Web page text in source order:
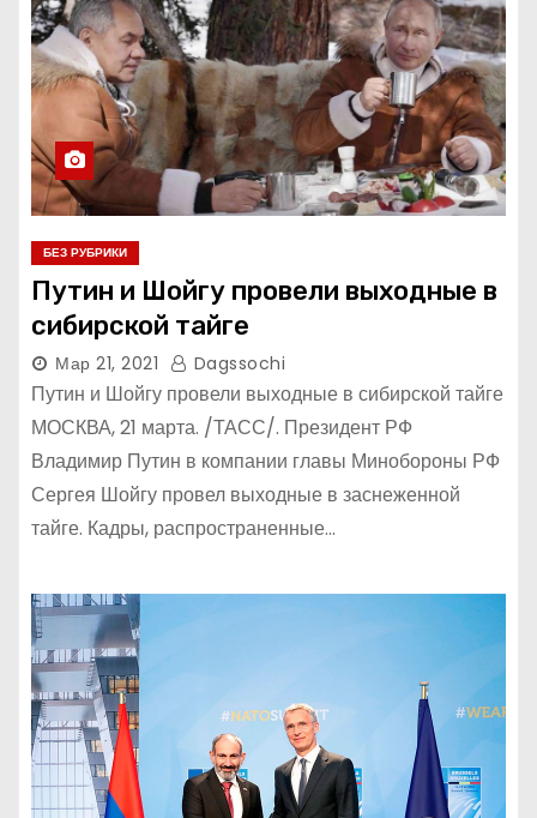
БЕЗ РУБРИКИ
Путин и Шойгу провели выходные в
сибирской тайге
Мар 21, 2021 Dagssochi
Путин и Шойгу провели выходные в сибирской тайге
МОСКВА, 21 марта. /ТАСС/. Президент РФ
Владимир Путин в компании главы Минобороны РФ
Сергея Шойгу провел выходные в заснеженной
тайге. Кадры, распространенные…